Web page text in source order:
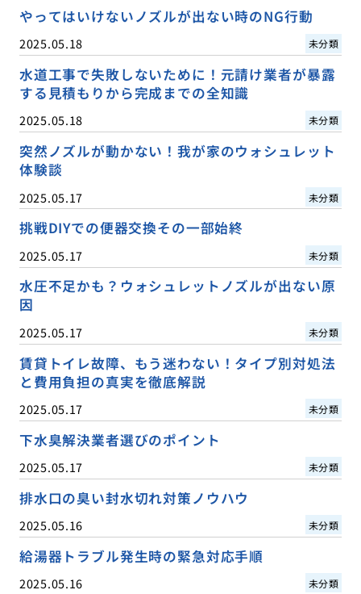
やってはいけないノズルが出ない時のNG行動
2025.05.18 未分類
水道工事で失敗しないために！元請け業者が暴露
する見積もりから完成までの全知識
2025.05.18 未分類
突然ノズルが動かない！我が家のウォシュレット
体験談
2025.05.17 未分類
挑戦DIYでの便器交換その一部始終
2025.05.17 未分類
水圧不足かも？ウォシュレットノズルが出ない原
因
2025.05.17 未分類
賃貸トイレ故障、もう迷わない！タイプ別対処法
と費用負担の真実を徹底解説
2025.05.17 未分類
下水臭解決業者選びのポイント
2025.05.17 未分類
排水口の臭い封水切れ対策ノウハウ
2025.05.16 未分類
給湯器トラブル発生時の緊急対応手順
2025.05.16 未分類